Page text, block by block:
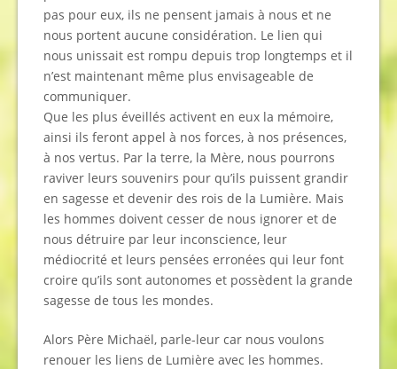
pas pour eux, ils ne pensent jamais à nous et ne
nous portent aucune considération. Le lien qui
nous unissait est rompu depuis trop longtemps et il
n’est maintenant même plus envisageable de
communiquer.
Que les plus éveillés activent en eux la mémoire,
ainsi ils feront appel à nos forces, à nos présences,
à nos vertus. Par la terre, la Mère, nous pourrons
raviver leurs souvenirs pour qu’ils puissent grandir
en sagesse et devenir des rois de la Lumière. Mais
les hommes doivent cesser de nous ignorer et de
nous détruire par leur inconscience, leur
médiocrité et leurs pensées erronées qui leur font
croire qu’ils sont autonomes et possèdent la grande
sagesse de tous les mondes.
Alors Père Michaël, parle-leur car nous voulons
renouer les liens de Lumière avec les hommes.